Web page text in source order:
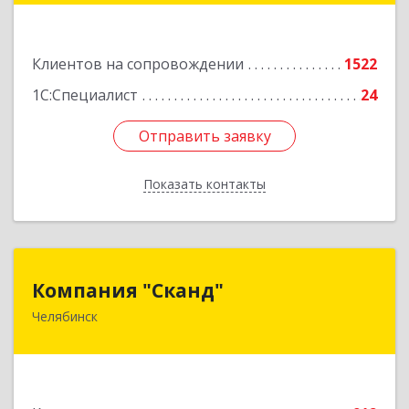
Клиентов на сопровождении
1522
1С:Специалист
24
Отправить заявку
Показать контакты
Отправить заявку
Назад
Компания "Сканд"
Челябинск